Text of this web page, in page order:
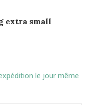
extra small
le jour même